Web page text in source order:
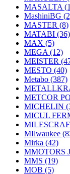
MASALTA
MashiniBG
MASTER (8)
MATABI (36)
MAX (5)
MEGA (12)
MEISTER
MESTO (40)
Metabo (387)
METCOR
MICHELIN
MICUL
MIlwaukee
Mirka (42)
MMOTORS
MMS (19)
MOB (5)